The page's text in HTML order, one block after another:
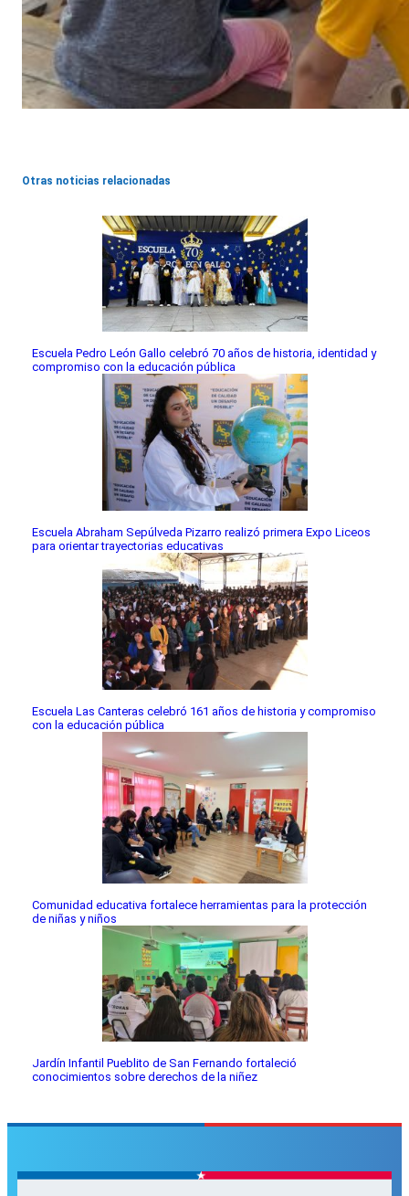
Otras noticias relacionadas
Escuela Pedro León Gallo celebró 70 años de historia, identidad y
compromiso con la educación pública
Escuela Abraham Sepúlveda Pizarro realizó primera Expo Liceos
para orientar trayectorias educativas
Escuela Las Canteras celebró 161 años de historia y compromiso
con la educación pública
Comunidad educativa fortalece herramientas para la protección
de niñas y niños
Jardín Infantil Pueblito de San Fernando fortaleció
conocimientos sobre derechos de la niñez